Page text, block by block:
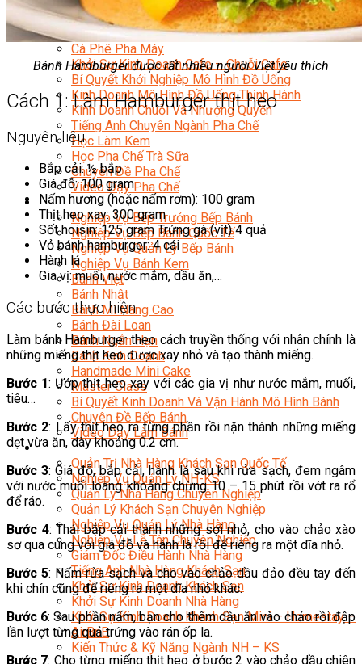
Nghiệp Vụ Quản Lý Bar
Chuyên Gia Cà Phê
Cà Phê Pha Máy
Khởi Sự Kinh Doanh Cafe – Chuỗi Cafe
Bí Quyết Khởi Nghiệp Mô Hình Đồ Uống
Kinh Doanh Mô Hình Đồ Uống Thịnh Hành
Kinh Doanh Chuỗi Và Nhượng Quyền
Tiếng Anh Chuyên Ngành Pha Chế
Học Làm Kem
Học Pha Chế Trà Sữa
Chuyên Đề Pha Chế
Video Dạy Pha Chế
Làm Bánh
Nghiệp Vụ Bếp Trưởng Bếp Bánh
Nghiệp Vụ Bếp Bánh Quốc Tế
Nghiệp Vụ Quản Lý Bếp Bánh
Nghiệp Vụ Bánh Kem
Bánh Việt
Bánh Nhật
Bánh Mì Nâng Cao
Bánh Đài Loan
Bánh Ngắn Hạn
Bánh Kinh Doanh
Handmade Mini Cake
Master Class
Bí Quyết Kinh Doanh Và Vận Hành Mô Hình Bánh
Chuyên Đề Bếp Bánh
Video Dạy Làm Bánh
Quản Trị NHKS
Quản Trị Nhà Hàng Khách Sạn Quốc Tế
Nghiệp Vụ Quản Lý NH-KS
Quản Lý Nhà Hàng Chuyên Nghiệp
Quản Lý Khách Sạn Chuyên Nghiệp
Nghiệp Vụ Quản Lý Nhà Hàng
Nghiệp Vụ Lễ Tân Chuyên Nghiệp
Giám Đốc Điều Hành Nhà Hàng
Tiếng Anh Nhà Hàng Khách Sạn
Khởi Sự Kinh Doanh Khách Sạn
Khởi Sự Kinh Doanh Nhà Hàng
Khởi Sự Kinh Doanh Khách Sạn Mini – Homestay –
AirBnB
Kiến Thức & Kỹ Năng Ngành NH – KS
Bánh Hamburger được rất nhiều người Việt yêu thích
Cách 1: Làm Hamburger thịt heo
Nguyên liệu
Bắp cải: ½ bắp
Giá đỗ: 100 gram
Nấm hương (hoặc nấm rơm): 100 gram
Thịt heo xay: 300 gram
Sốt hoisin: 125 gram Trứng gà (vịt) 4 quả
Vỏ bánh hamburger: 4 cái
Hành lá
Gia vị: muối, nước mắm, dầu ăn,…
Các bước thực hiện
Làm bánh Hamburger theo cách truyền thống với nhân chính là
những miếng thịt heo được xay nhỏ và tạo thành miếng.
Bước 1: Ướp thịt heo xay với các gia vị như nước mắm, muối,
tiêu…
Bước 2: Lấy thịt heo ra từng phần rồi nặn thành những miếng
dẹt vừa ăn, dày khoảng 0.2 cm.
Bước 3: Giá đỗ, bắp cải, hành lá sau khi rửa sạch, đem ngâm
với nước muối loãng khoảng chừng 10 – 15 phút rồi vớt ra rổ
để ráo.
Bước 4: Thái bắp cải thành những sợi nhỏ, cho vào chảo xào
sơ qua cùng với giá đỗ và hành lá rồi để riêng ra một dĩa nhỏ.
Bước 5: Nấm rửa sạch và cho vào chảo dầu đảo đều tay đến
khi chín cũng để riêng ra một dĩa nhỏ khác.
Bước 6: Sau phần nấm, bạn cho thêm dầu ăn vào chảo rồi đập
lần lượt từng quả trứng vào rán ốp la.
Bước 7: Cho từng miếng thịt heo ở bước 2 vào chảo dầu chiên